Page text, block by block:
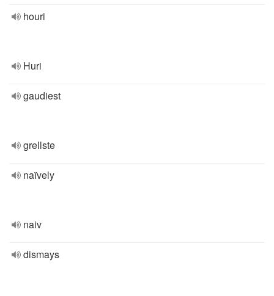
houri
Huri
gaudiest
grellste
naïvely
naiv
dismays